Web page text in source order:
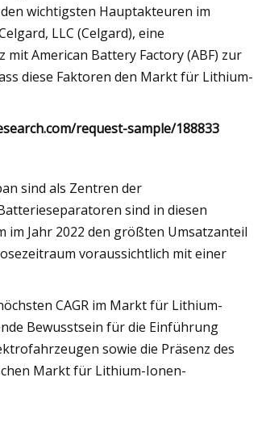
wichtigsten Hauptakteuren im
LLC (Celgard), eine
American Battery Factory (ABF) zur
diese Faktoren den Markt für Lithium-
request-sample/188833
sind als Zentren der
sind in diesen
im Jahr 2022 den größten Umsatzanteil
voraussichtlich mit einer
CAGR im Markt für Lithium-
Bewusstsein für die Einführung
sowie die Präsenz des
Markt für Lithium-Ionen-